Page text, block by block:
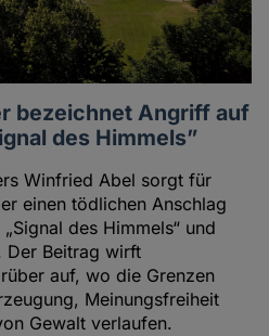
bezeichnet Angriff auf
des Himmels”
Winfried Abel sorgt für
einen tödlichen Anschlag
des Himmels“ und
Der Beitrag wirft
auf, wo die Grenzen
Meinungsfreiheit
Gewalt verlaufen.